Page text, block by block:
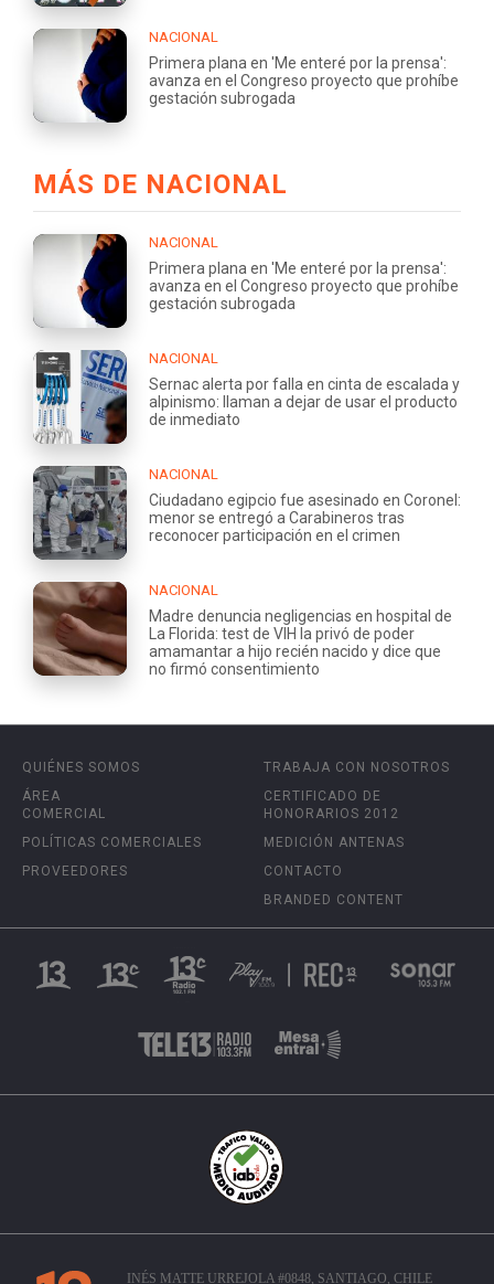
NACIONAL
Primera plana en 'Me enteré por la prensa':
avanza en el Congreso proyecto que prohíbe
gestación subrogada
MÁS DE NACIONAL
NACIONAL
Primera plana en 'Me enteré por la prensa':
avanza en el Congreso proyecto que prohíbe
gestación subrogada
NACIONAL
Sernac alerta por falla en cinta de escalada y
alpinismo: llaman a dejar de usar el producto
de inmediato
NACIONAL
Ciudadano egipcio fue asesinado en Coronel:
menor se entregó a Carabineros tras
reconocer participación en el crimen
NACIONAL
Madre denuncia negligencias en hospital de
La Florida: test de VIH la privó de poder
amamantar a hijo recién nacido y dice que
no firmó consentimiento
QUIÉNES SOMOS
ÁREA
COMERCIAL
POLÍTICAS COMERCIALES
PROVEEDORES
TRABAJA CON NOSOTROS
CERTIFICADO DE
HONORARIOS 2012
MEDICIÓN ANTENAS
CONTACTO
BRANDED CONTENT
INÉS MATTE URREJOLA #0848, SANTIAGO, CHILE